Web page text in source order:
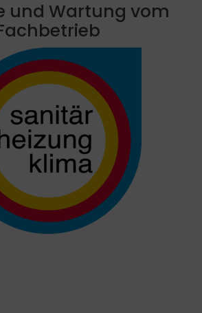
und Wartung vom